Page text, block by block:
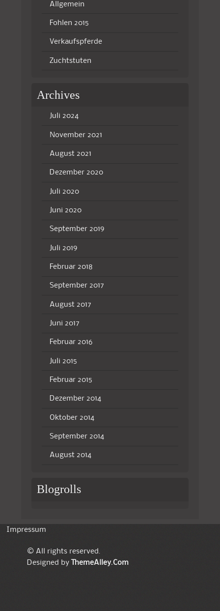
Allgemein
Fohlen 2015
Verkaufspferde
Zuchtstuten
Archives
Juli 2024
November 2021
August 2021
Dezember 2020
Juli 2020
Juni 2020
September 2019
Juli 2019
Februar 2018
September 2017
August 2017
Juni 2017
Februar 2016
Juli 2015
Februar 2015
Dezember 2014
Oktober 2014
September 2014
August 2014
Blogrolls
Impressum
© All rights reserved.
Designed by
ThemeAlley.Com